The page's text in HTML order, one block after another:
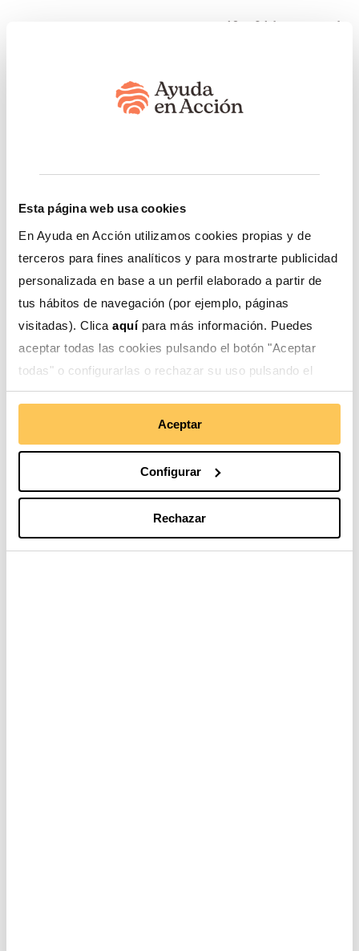
Esta página web usa cookies
En Ayuda en Acción utilizamos cookies propias y de
terceros para fines analíticos y para mostrarte publicidad
personalizada en base a un perfil elaborado a partir de
tus hábitos de navegación (por ejemplo, páginas
visitadas). Clica aquí para más información. Puedes
aceptar todas las cookies pulsando el botón "Aceptar
todas" o configurarlas o rechazar su uso pulsando el
botón "Configurar".
Aceptar
Configurar
Rechazar
48 y 64 horas en el
horas al trabajo doméstico.
¿Cuál fue nuestra propuesta?
Territorios con Igualdadno solo presentó los
resultados de los diagnósticos, sino que abrió un
diálogo de alto nivel para transformar la realidad de las
mujeres rurales.